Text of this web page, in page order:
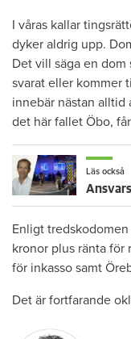
I våras kallar
dyker aldrig upp.
Det vill säga en
svarat eller kommer
innebär nästan alltid
det här fallet Öbo,
Läs också
Enligt
kronor plus ränta för
för inkasso samt
Det är fortfarande